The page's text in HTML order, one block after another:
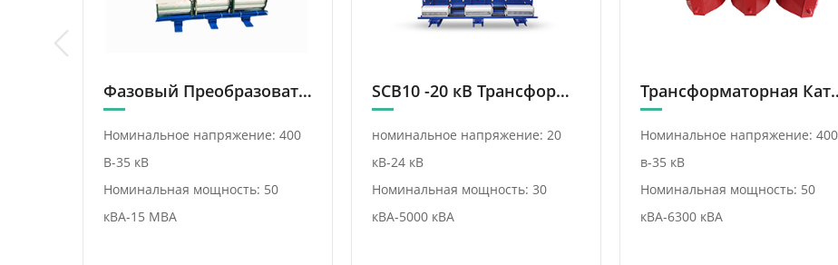
Фазовый Преобразователь Корректируемого Напряжения
Номинальное напряжение: 400
В-35 кВ
Номинальная мощность: 50
кВА-15 МВА
SCB10 -20 кВ Трансформатор Сухого Типа
номинальное напряжение: 20
кВ-24 кВ
Номинальная мощность: 30
кВА-5000 кВА
Номинальное напряжение: 400
в-35 кВ
Номинальная мощность: 50
кВА-6300 кВА